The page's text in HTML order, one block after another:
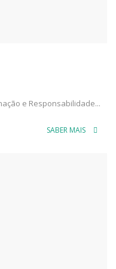
e Responsabilidade...
SABER MAIS